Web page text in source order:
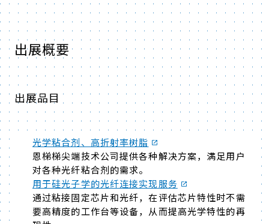
出展概要
出展品目
光学粘合剂、高折射率树脂
恩梯梯尖端技术公司提供各种解决方案，满足用户
对各种光纤粘合剂的需求。
用于硅光子学的光纤连接实现服务
通过粘接固定芯片和光纤，在评估芯片特性时不需
要高精度的工作台等设备，从而提高光学特性的再